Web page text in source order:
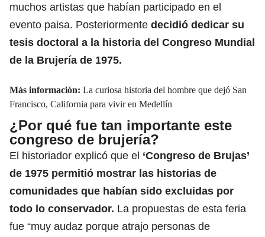
muchos artistas que habían participado en el
evento paisa. Posteriormente decidió dedicar su
tesis doctoral a la historia del Congreso Mundial
de la Brujería de 1975.
Más información: La curiosa historia del hombre que dejó San
Francisco, California para vivir en Medellín
¿Por qué fue tan importante este
congreso de brujería?
El historiador explicó que el ‘Congreso de Brujas’
de 1975 permitió mostrar las historias de
comunidades que habían sido excluidas por
todo lo conservador. La propuestas de esta feria
fue “muy audaz porque atrajo personas de